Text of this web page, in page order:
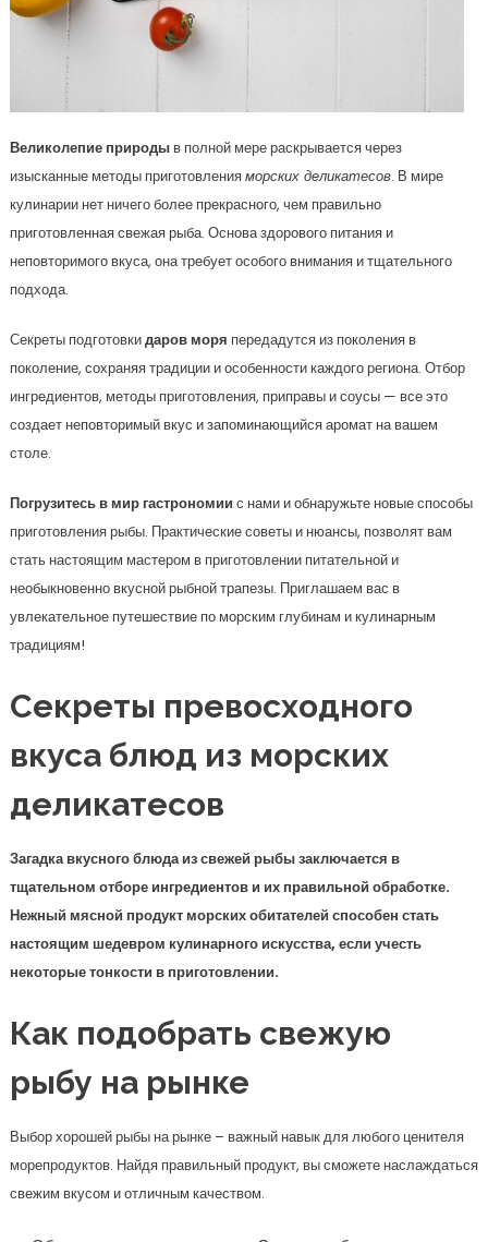
Великолепие природыв полной мере раскрывается через
изысканные методы приготовленияморских деликатесов. В мире
кулинарии нет ничего более прекрасного, чем правильно
приготовленная свежая рыба. Основа здорового питания и
неповторимого вкуса, она требует особого внимания и тщательного
подхода.
Секреты подготовкидаров моря передадутся из поколения в
поколение, сохраняя традиции и особенности каждого региона. Отбор
ингредиентов, методы приготовления, приправы и соусы — все это
создает неповторимый вкус и запоминающийся аромат на вашем
столе.
Погрузитесь в мир гастрономии с нами и обнаружьте новые способы
приготовления рыбы. Практические советы и нюансы, позволят вам
стать настоящим мастером в приготовлении питательной и
необыкновенно вкусной рыбной трапезы. Приглашаем вас в
увлекательное путешествие по морским глубинам и кулинарным
традициям!
Секреты превосходного
вкуса блюд из морских
деликатесов
Загадка вкусного блюда из свежей рыбы заключается в
тщательном отборе ингредиентов и их правильной обработке.
Нежный мясной продукт морских обитателей способен стать
настоящим шедевром кулинарного искусства, если учесть
некоторые тонкости в приготовлении.
Как подобрать свежую
рыбу на рынке
Выбор хорошей рыбы на рынке – важный навык для любого ценителя
морепродуктов. Найдя правильный продукт, вы сможете наслаждаться
свежим вкусом и отличным качеством.